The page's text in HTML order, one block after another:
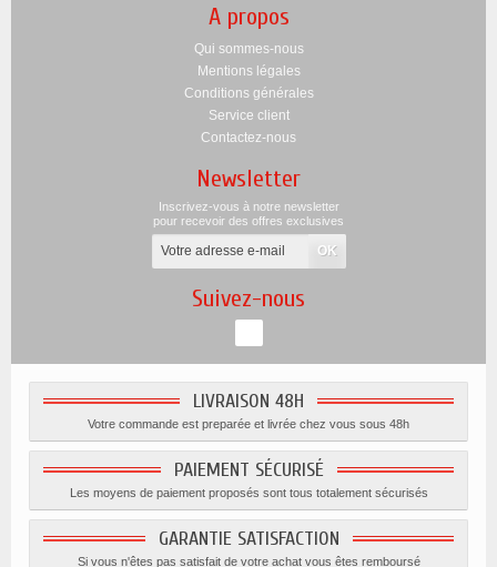
A propos
Qui sommes-nous
Mentions légales
Conditions générales
Service client
Contactez-nous
Newsletter
Inscrivez-vous à notre newsletter
pour recevoir des offres exclusives
Suivez-nous
LIVRAISON 48H
Votre commande est preparée et livrée chez vous sous 48h
PAIEMENT SÉCURISÉ
Les moyens de paiement proposés sont tous totalement sécurisés
GARANTIE SATISFACTION
Si vous n'êtes pas satisfait de votre achat vous êtes remboursé